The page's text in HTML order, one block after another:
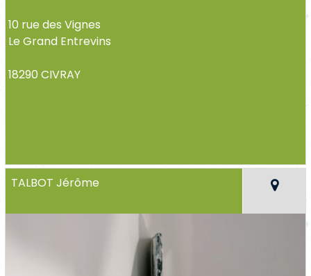
10 rue des Vignes
Le Grand Entrevins
18290 CIVRAY
TALBOT Jérôme